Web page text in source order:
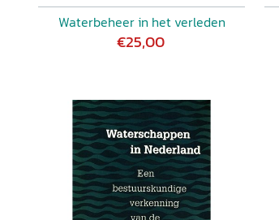
Waterbeheer in het verleden
€25,00